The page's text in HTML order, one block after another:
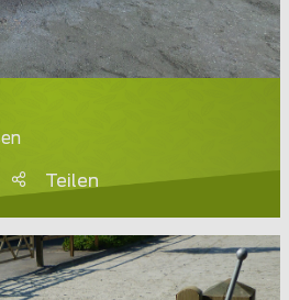
Teilen